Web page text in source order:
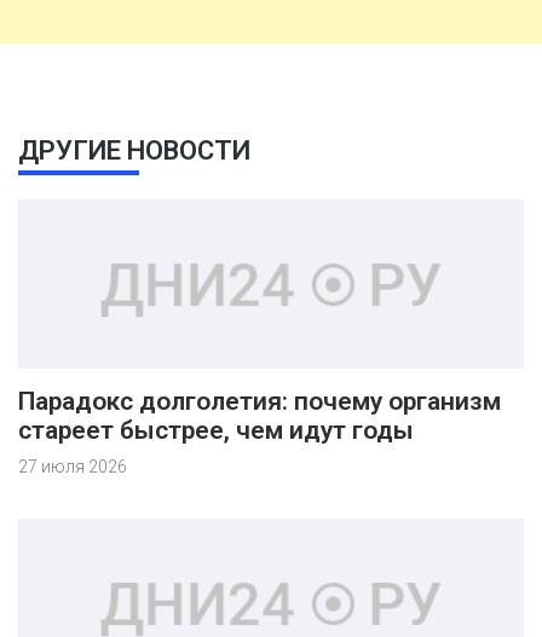
ДРУГИЕ НОВОСТИ
Парадокс долголетия: почему организм
стареет быстрее, чем идут годы
27 июля 2026